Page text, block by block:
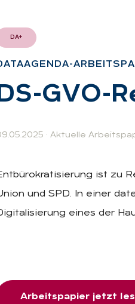
DA+
GVO-
· Aktuelle
ist zu
und SPD. In einer
eines der
Arbeitspapier jetzt